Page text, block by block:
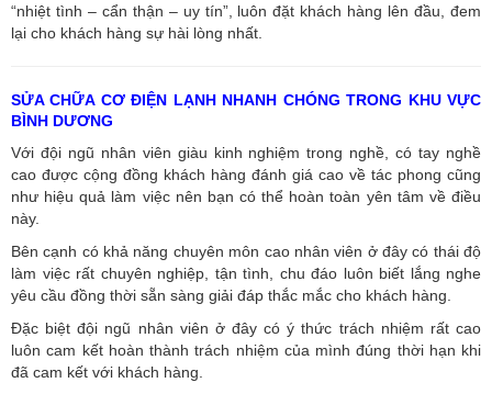
“nhiệt tình – cẩn thận – uy tín”, luôn đặt khách hàng lên đầu, đem
lại cho khách hàng sự hài lòng nhất.
SỬA CHỮA CƠ ĐIỆN LẠNH NHANH CHÓNG TRONG KHU VỰC
BÌNH DƯƠNG
Với đội ngũ nhân viên giàu kinh nghiệm trong nghề, có tay nghề
cao được cộng đồng khách hàng đánh giá cao về tác phong cũng
như hiệu quả làm việc nên bạn có thể hoàn toàn yên tâm về điều
này.
Bên cạnh có khả năng chuyên môn cao nhân viên ở đây có thái độ
làm việc rất chuyên nghiệp, tận tình, chu đáo luôn biết lắng nghe
yêu cầu đồng thời sẵn sàng giải đáp thắc mắc cho khách hàng.
Đặc biệt đội ngũ nhân viên ở đây có ý thức trách nhiệm rất cao
luôn cam kết hoàn thành trách nhiệm của mình đúng thời hạn khi
đã cam kết với khách hàng.